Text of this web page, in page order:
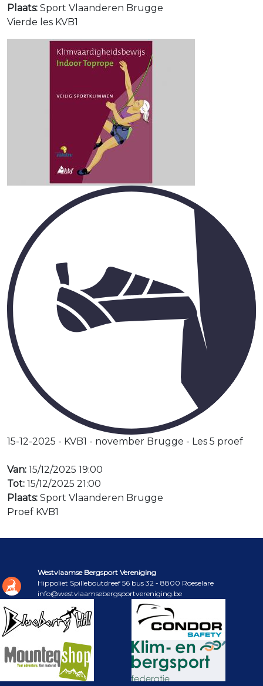
Plaats: Sport Vlaanderen Brugge
Vierde les KVB1
15-12-2025 - KVB1 - november Brugge - Les 5 proef
Van: 15/12/2025 19:00
Tot: 15/12/2025 21:00
Plaats: Sport Vlaanderen Brugge
Proef KVB1
Westvlaamse Bergsport Vereniging
Hippoliet Spilleboutdreef 56 bus 32 - 8800 Roeselare
info@westvlaamsebergsportvereniging.be